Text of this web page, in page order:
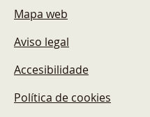
Mapa web
Aviso legal
Accesibilidade
Política de cookies